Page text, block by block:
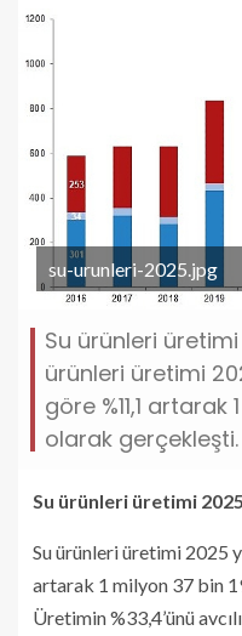
su-urunleri-2025.jpg
Su ürünleri üretimi
ürünleri üretimi
göre %11,1
olarak gerçekleşti.
Su ürünleri üretimi
Su ürünleri üretimi 2025
artarak 1 milyon 37 bin
Üretimin %33,4’ünü